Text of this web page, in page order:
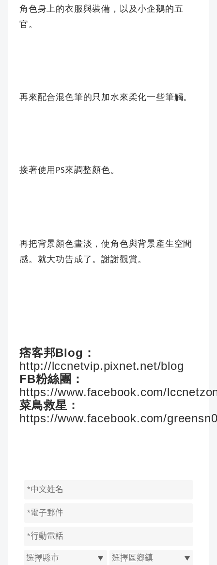
角色身上的衣服與裝備，以及小企鵝的五
官。
再來配合混色筆的只加水來柔化一些筆觸。
接著使用 PS來調整顏色。
再把背景顏色畫淡，使角色與背景產生空間
感。就大功告成了。謝謝觀賞。
痞客邦Blog：
http://lccnetvip.pixnet.net/blog
FB粉絲團：
https://www.facebook.com/
菜鳥救星：
https://www.facebook.com/